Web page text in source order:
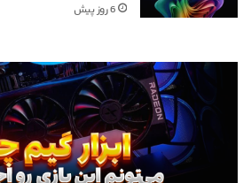
6 روز پیش